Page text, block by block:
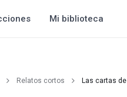
Mi biblioteca
Relatos cortos Las cartas